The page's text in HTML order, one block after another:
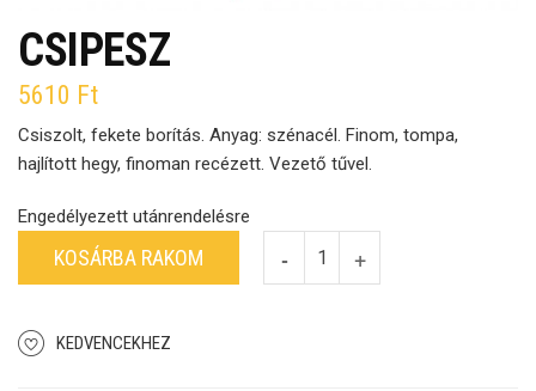
CSIPESZ
5610 Ft
Csiszolt, fekete borítás. Anyag: szénacél. Finom, tompa,
hajlított hegy, finoman recézett. Vezető tűvel.
Engedélyezett utánrendelésre
KOSÁRBA RAKOM
KEDVENCEKHEZ